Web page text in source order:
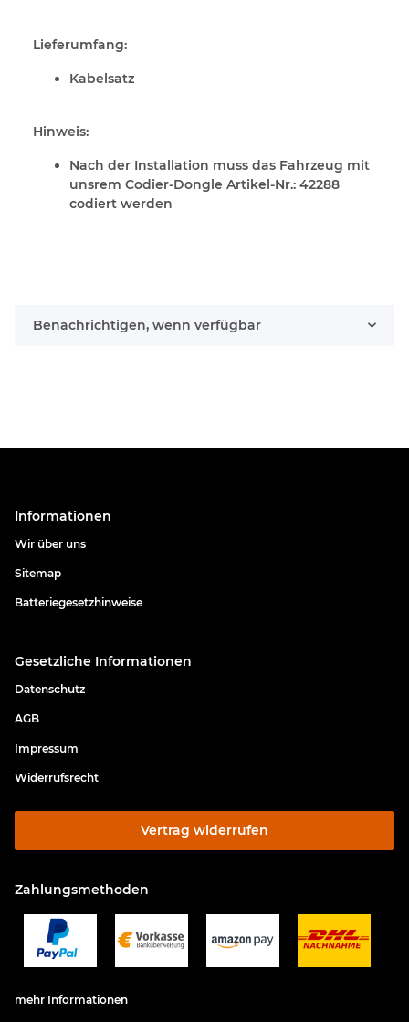
Lieferumfang:
Kabelsatz
Hinweis:
Nach der Installation muss das Fahrzeug mit
unsrem Codier-Dongle Artikel-Nr.: 42288
codiert werden
Benachrichtigen, wenn verfügbar
Informationen
Wir über uns
Sitemap
Batteriegesetzhinweise
Gesetzliche Informationen
Datenschutz
AGB
Impressum
Widerrufsrecht
Vertrag widerrufen
Zahlungsmethoden
mehr Informationen